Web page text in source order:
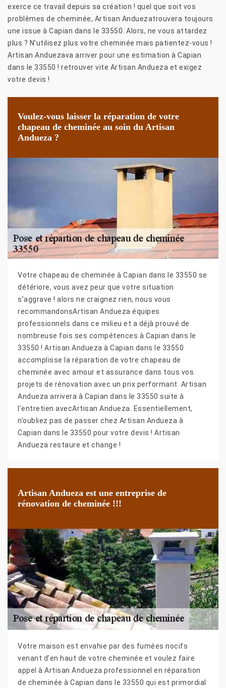
exerce ce travail depuis sa création ! quel que soit vos
problèmes de cheminée, Artisan Anduezatrouvera toujours
une issue à Capian dans le 33550. Alors, ne vous attardez
plus ? N’utilisez plus votre cheminée mais patientez-vous !
Artisan Anduezava arriver pour une estimation à Capian
dans le 33550 ! retrouver vite Artisan Andueza et exigez
votre devis !
Voulez-vous laisser la réparation de votre
chapeau de cheminée au soin du Artisan
Andueza ?
Votre chapeau de cheminée à Capian dans le 33550 se
détériore, vous avez peur que votre situation
s’aggrave ! alors ne craignez rien, nous vous
recommandonsArtisan Andueza équipes
professionnels dans ce milieu et a déjà prouvé de
nombreuse fois ses compétences à Capian dans le
33550 ! Artisan Andueza à Capian dans le 33550
accomplisse la réparation de votre chapeau de
cheminée avec amour et assurance dans tous vos
projets de rénovation avec un prix performant. Artisan
Andueza arrivera à Capian dans le 33550 suite à
l’entretien avecArtisan Andueza. Essentiellement,
n’oubliez pas de passer chez Artisan Andueza à
Capian dans le 33550 pour votre devis ! Artisan
Andueza restaure et change !
Artisan Andueza est une entreprise de
rénovation de cheminée !!!
Votre maison est envahie par des fumées nocifs
venant d’en haut de votre cheminée et voulez faire
appel à Artisan Andueza professionnel en réparation
de cheminée à Capian dans le 33550 qui est primordial